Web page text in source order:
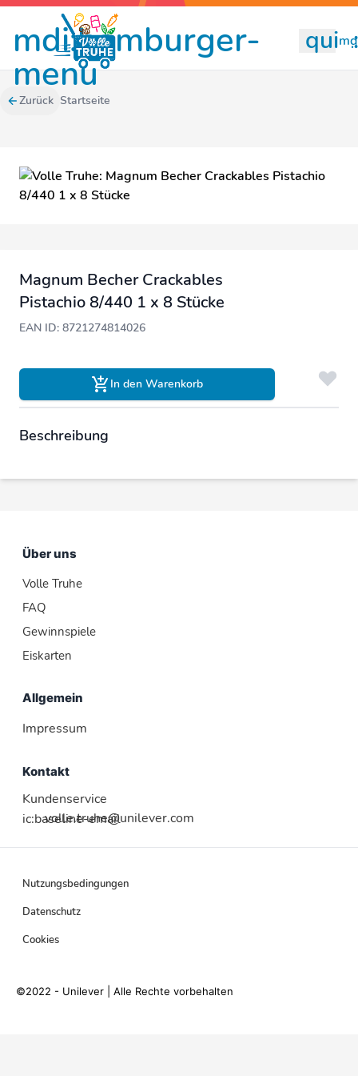
mdi:hamburger-
menu
Zurück Startseite
Magnum Becher Crackables
Pistachio 8/440 1 x 8 Stücke
EAN ID: 8721274814026
In den Warenkorb
Beschreibung
Über uns
Volle Truhe
FAQ
Gewinnspiele
Eiskarten
Allgemein
Impressum
Kontakt
Kundenservice
ic:baseline-email
volle.truhe@unilever.com
Nutzungsbedingungen
Datenschutz
Cookies
©2022 - Unilever | Alle Rechte vorbehalten